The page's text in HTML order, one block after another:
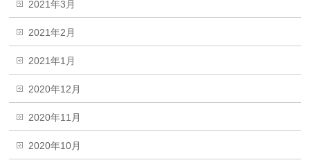
2021年3月
2021年2月
2021年1月
2020年12月
2020年11月
2020年10月